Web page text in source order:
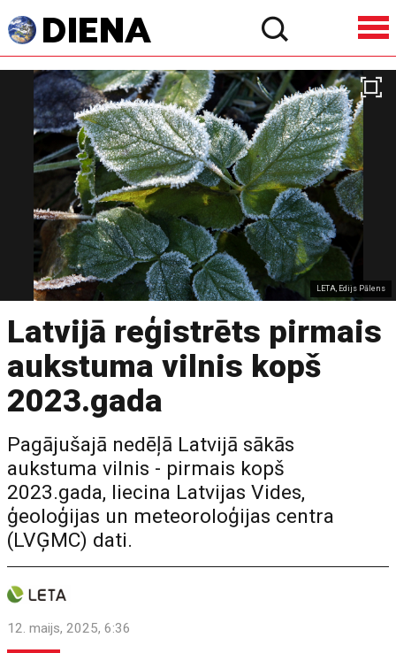
LETA, Edijs Pālens
Latvijā reģistrēts pirmais
aukstuma vilnis kopš
2023.gada
Pagājušajā nedēļā Latvijā sākās
aukstuma vilnis - pirmais kopš
2023.gada, liecina Latvijas Vides,
ģeoloģijas un meteoroloģijas centra
(LVĢMC) dati.
12. maijs, 2025, 6:36